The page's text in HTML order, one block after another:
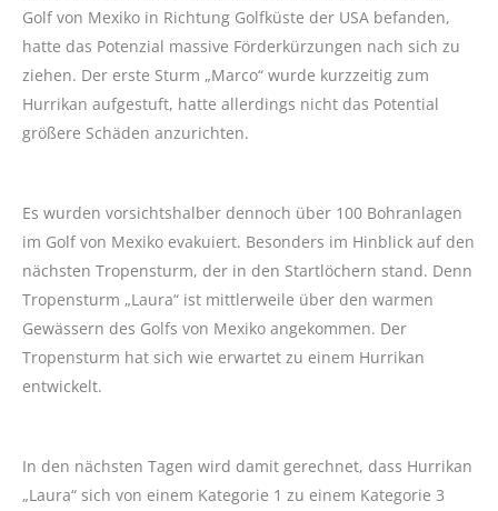
Golf von Mexiko in Richtung Golfküste der USA befanden,
hatte das Potenzial massive Förderkürzungen nach sich zu
ziehen. Der erste Sturm „Marco“ wurde kurzzeitig zum
Hurrikan aufgestuft, hatte allerdings nicht das Potential
größere Schäden anzurichten.
Es wurden vorsichtshalber dennoch über 100 Bohranlagen
im Golf von Mexiko evakuiert. Besonders im Hinblick auf den
nächsten Tropensturm, der in den Startlöchern stand. Denn
Tropensturm „Laura“ ist mittlerweile über den warmen
Gewässern des Golfs von Mexiko angekommen. Der
Tropensturm hat sich wie erwartet zu einem Hurrikan
entwickelt.
In den nächsten Tagen wird damit gerechnet, dass Hurrikan
„Laura“ sich von einem Kategorie 1 zu einem Kategorie 3